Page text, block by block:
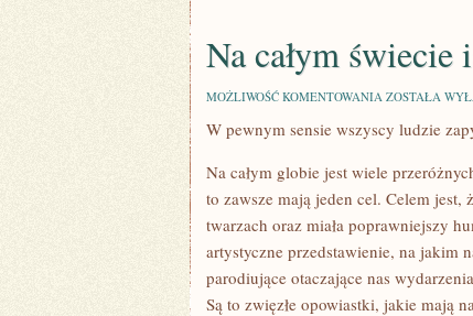
Na całym
MOŻLIWOŚĆ KOMENTOWANIA NA
ŚWIECIE
ISTNIEJE
RÓŻNYCH
ODMIAN
ZOSTAŁA
W pewnym sensie wszyscy ludzie
Na całym globie jest wiele
to zawsze mają jeden cel. Celem
twarzach oraz miała poprawniejszy
artystyczne przedstawienie, na jakim
parodiujące otaczające nas
Są to zwięzłe opowiastki, jakie mają